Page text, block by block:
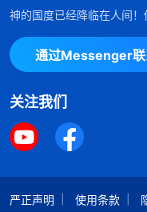
神的国度已经降临在人间！
通过Messenger联
关注我们
严正声明 使用条款